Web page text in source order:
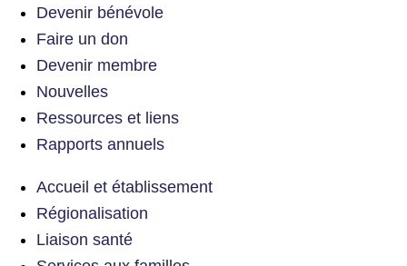
Devenir bénévole
Faire un don
Devenir membre
Nouvelles
Ressources et liens
Rapports annuels
Accueil et établissement
Régionalisation
Liaison santé